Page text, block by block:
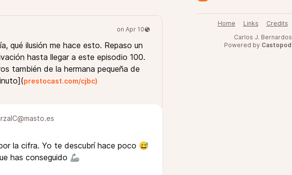
qué ilusión me hace esto. Repaso un
hasta llegar a este episodio 100.
también de la hermana pequeña de
prestocast.com/cjbc)
la cifra. Yo te descubrí hace poco 😅
has conseguido 🦾
Home Links Credits
Carlos J. Bernardos
Powered by Castopod